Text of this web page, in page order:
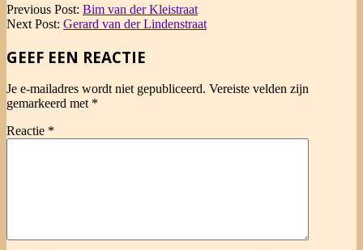
2025-
03-
Previous Post: Bim van der Kleistraat
Next Post: Gerard van der Lindenstraat
GEEF EEN REACTIE
Je e-mailadres wordt niet gepubliceerd. Vereiste velden zijn
gemarkeerd met *
Reactie *